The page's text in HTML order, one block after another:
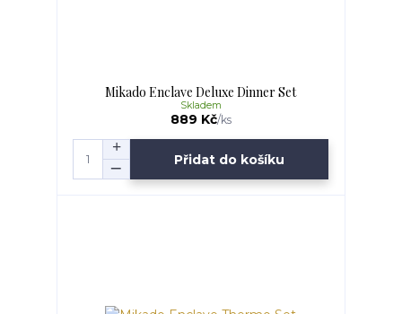
Mikado Enclave Deluxe Dinner Set
889 Kč/ks
Skladem
Přidat do košíku